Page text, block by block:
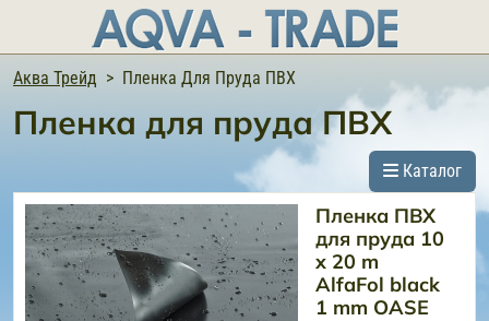
Аква Трейд Пленка Для Пруда ПВХ
Пленка для пруда ПВХ
Каталог
Пленка ПВХ
для пруда 10
x 20 m
AlfaFol black
1 mm OASE